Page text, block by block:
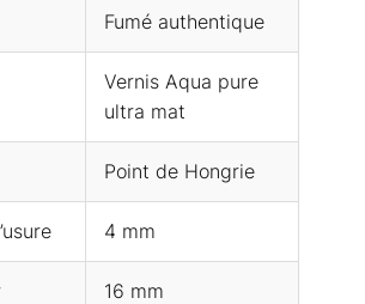
Fumé authentique
Vernis Aqua pure
ultra mat
Point de Hongrie
4 mm
16 mm